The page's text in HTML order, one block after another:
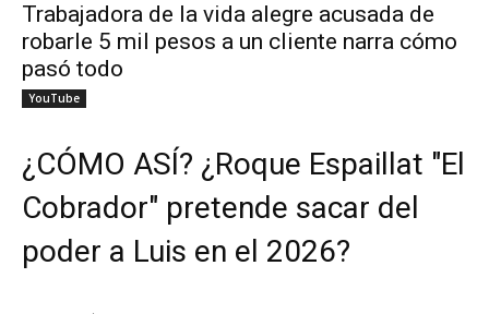
Trabajadora de la vida alegre acusada de
robarle 5 mil pesos a un cliente narra cómo
pasó todo
YouTube
¿CÓMO ASÍ? ¿Roque Espaillat "El
Cobrador" pretende sacar del
poder a Luis en el 2026?